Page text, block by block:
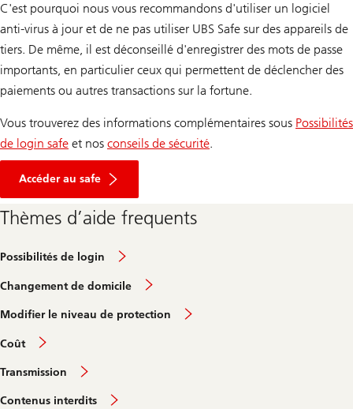
C'est pourquoi nous vous recommandons d'utiliser un logiciel
anti-virus à jour et de ne pas utiliser UBS Safe sur des appareils de
tiers. De même, il est déconseillé d'enregistrer des mots de passe
importants, en particulier ceux qui permettent de déclencher des
paiements ou autres transactions sur la fortune.
Vous trouverez des informations complémentaires sous Possibilités
de login safe et nos conseils de sécurité.
Accéder au safe
Thèmes d’aide frequents
Possibilités de login
Changement de domicile
Modifier le niveau de protection
Coût
Transmission
Contenus interdits